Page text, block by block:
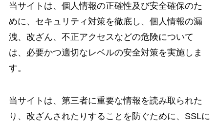
当サイトは、個人情報の正確性及び安全確保のた
めに、セキュリティ対策を徹底し、個人情報の漏
洩、改ざん、不正アクセスなどの危険について
は、必要かつ適切なレベルの安全対策を実施しま
す。
当サイトは、第三者に重要な情報を読み取られた
り、改ざんされたりすることを防ぐために、SSLに